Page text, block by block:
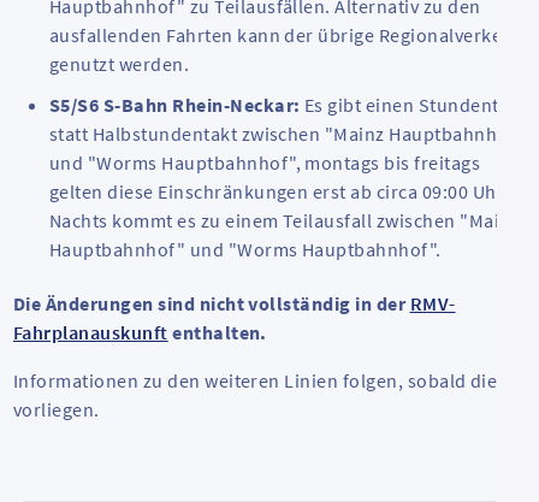
Hauptbahnhof" zu Teilausfällen. Alternativ zu den
ausfallenden Fahrten kann der übrige Regionalverkehr
genutzt werden.
S5/S6 S-Bahn Rhein-Neckar: Es gibt einen Stundentakt
statt Halbstundentakt zwischen "Mainz Hauptbahnhof"
und "Worms Hauptbahnhof", montags bis freitags
gelten diese Einschränkungen erst ab circa 09:00 Uhr.
Nachts kommt es zu einem Teilausfall zwischen "Mainz
Hauptbahnhof" und "Worms Hauptbahnhof".
Die Änderungen sind nicht vollständig in der RMV-
Fahrplanauskunft enthalten.
Informationen zu den weiteren Linien folgen, sobald diese
vorliegen.